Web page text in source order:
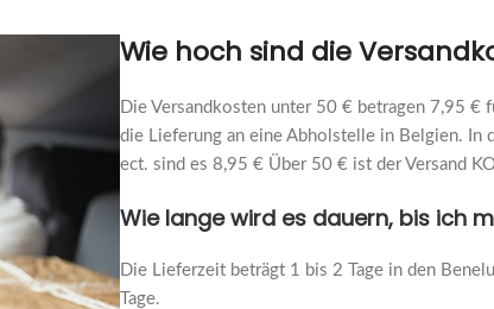
Wie hoch sind die
Die Versandkosten unter 50 € betragen 7,95 €
die Lieferung an eine Abholstelle in Belgien. In
ect. sind es 8,95 € Über 50 € ist der Versand
Wie lange wird es dauern, bis ich
Die Lieferzeit beträgt 1 bis 2 Tage in den
Tage.